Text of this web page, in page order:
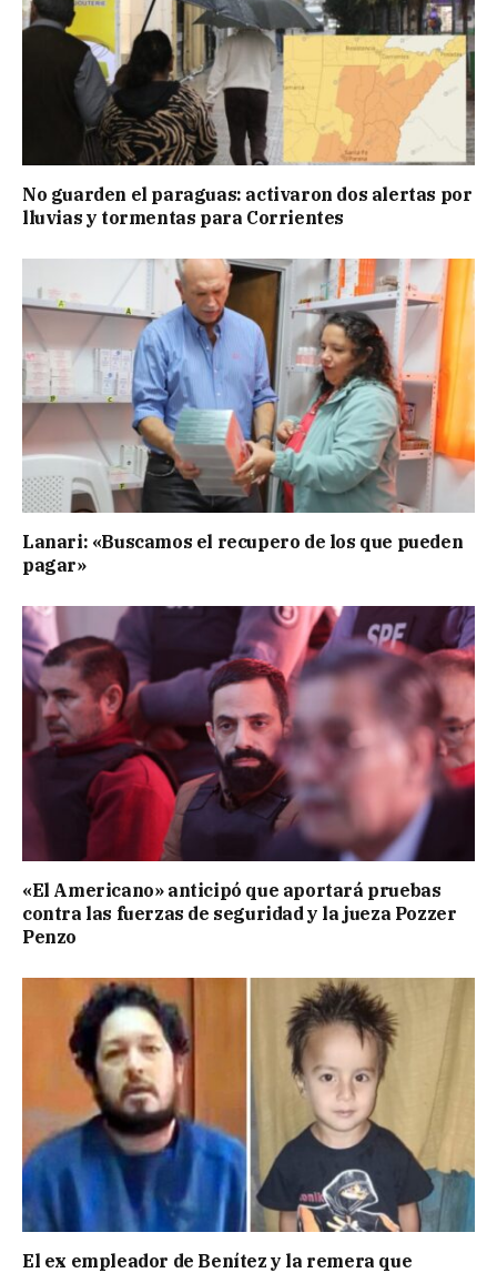
No guarden el paraguas: activaron dos alertas por
lluvias y tormentas para Corrientes
Lanari: «Buscamos el recupero de los que pueden
pagar»
«El Americano» anticipó que aportará pruebas
contra las fuerzas de seguridad y la jueza Pozzer
Penzo
El ex empleador de Benítez y la remera que